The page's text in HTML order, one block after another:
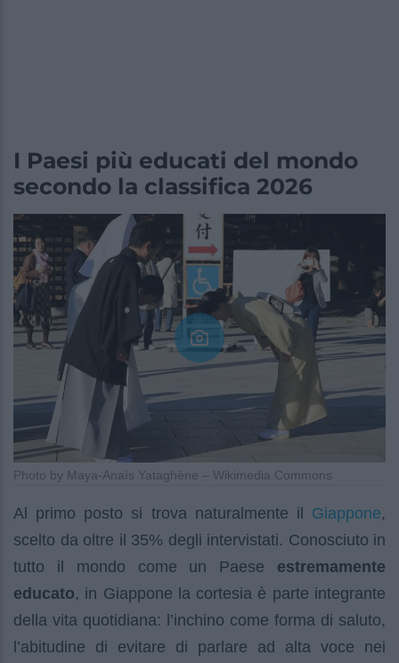
I Paesi più educati del mondo
secondo la classifica 2026
Photo by Maya-Anaïs Yataghène – Wikimedia Commons
Al primo posto si trova naturalmente il Giappone,
scelto da oltre il 35% degli intervistati. Conosciuto in
tutto il mondo come un Paese estremamente
educato, in Giappone la cortesia è parte integrante
della vita quotidiana: l’inchino come forma di saluto,
l’abitudine di evitare di parlare ad alta voce nei